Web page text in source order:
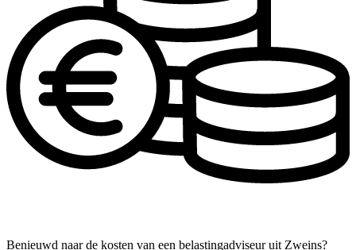
Benieuwd naar de kosten van een belastingadviseur uit Zweins?